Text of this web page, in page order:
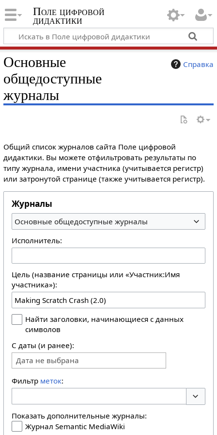
Поле цифровой
дидактики
Справка
Основные
общедоступные
журналы
Общий список журналов сайта Поле цифровой
дидактики. Вы можете отфильтровать результаты по
типу журнала, имени участника (учитывается регистр)
или затронутой странице (также учитывается регистр).
Журналы
Основные общедоступные журналы
Исполнитель:
Цель (название страницы или «Участник:Имя
участника»):
Найти заголовки, начинающиеся с данных
символов
С даты (и ранее):
Дата не выбрана
Фильтр меток:
Показать дополнительные журналы:
Журнал Semantic MediaWiki